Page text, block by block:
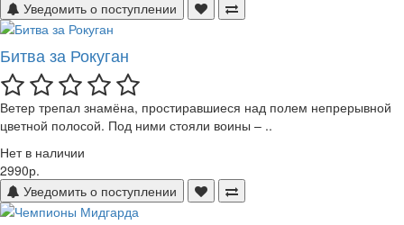
Уведомить о поступлении
Битва за Рокуган
Ветер трепал знамёна, простиравшиеся над полем непрерывной
цветной полосой. Под ними стояли воины – ..
Нет в наличии
2990р.
Уведомить о поступлении